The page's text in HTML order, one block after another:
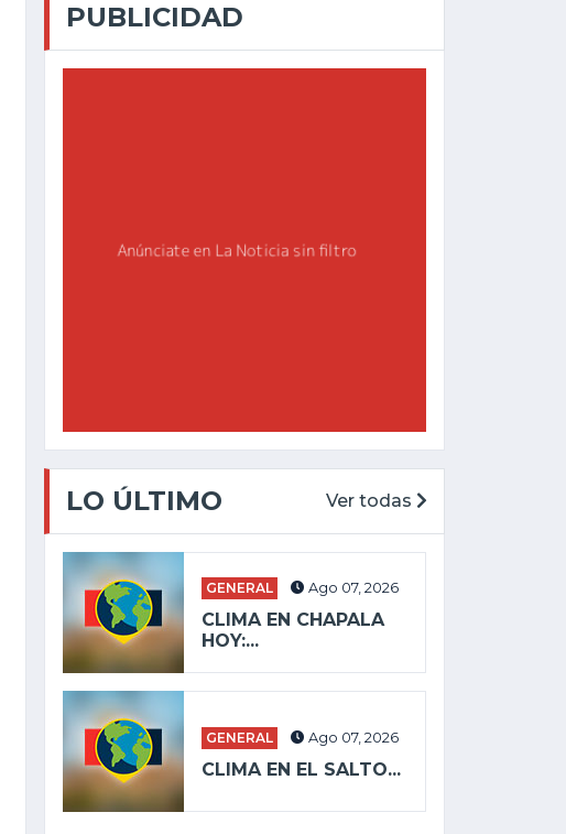
PUBLICIDAD
LO ÚLTIMO Ver todas
GENERAL Ago 07, 2026
CLIMA EN CHAPALA
HOY:...
GENERAL Ago 07, 2026
CLIMA EN EL SALTO...